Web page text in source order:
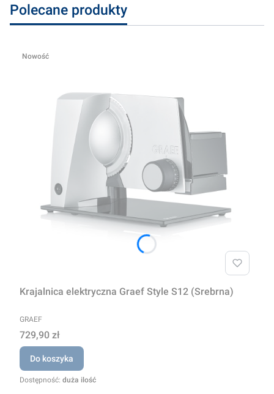
Polecane produkty
Nowość
Krajalnica elektryczna Graef Style S12 (Srebrna)
PRODUCENT
GRAEF
Cena
729,90 zł
Do koszyka
Dostępność: duża ilość